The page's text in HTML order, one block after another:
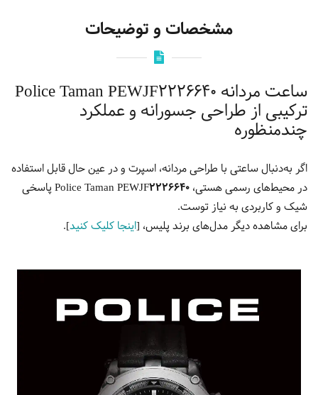
مشخصات و توضیحات
ترکیبی از طراحی جسورانه و عملکرد
چندمنظوره
اگر به‌دنبال ساعتی با طراحی مردانه، اسپرت و در عین حال قابل استفاده
در محیط‌های رسمی هستی، Police Taman PEWJF2226640پاسخی
شیک و کاربردی به نیاز توست.
برای مشاهده دیگر مدل‌های برند پلیس، [اینجا کلیک کنید].